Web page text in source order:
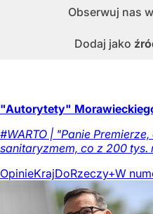
Obserwuj nas w
Dodaj jako
"Autorytety"
#WARTO | "Panie
sanitaryzmem, co z 200
OpinieKrajDoRzeczy+W